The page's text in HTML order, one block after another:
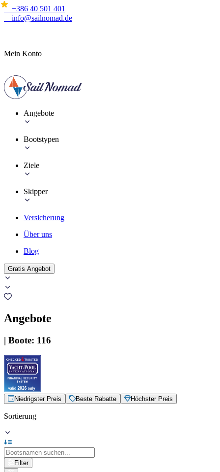
+386 40 501 401
info@sailnomad.de
Mein Konto
Angebote
Bootstypen
Ziele
Skipper
Versicherung
Über uns
Blog
Gratis Angebot
Angebote
| Boote: 116
Niedrigster Preis Beste Rabatte Höchster Preis
Sortierung
Filter